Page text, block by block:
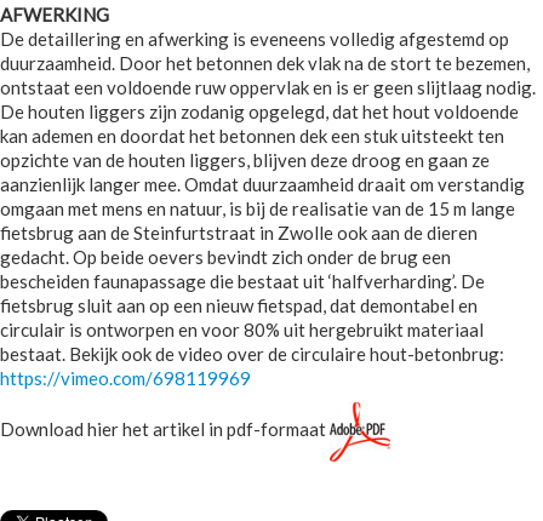
AFWERKING
De detaillering en afwerking is eveneens volledig afgestemd op
duurzaamheid. Door het betonnen dek vlak na de stort te bezemen,
ontstaat een voldoende ruw oppervlak en is er geen slijtlaag nodig.
De houten liggers zijn zodanig opgelegd, dat het hout voldoende
kan ademen en doordat het betonnen dek een stuk uitsteekt ten
opzichte van de houten liggers, blijven deze droog en gaan ze
aanzienlijk langer mee. Omdat duurzaamheid draait om verstandig
omgaan met mens en natuur, is bij de realisatie van de 15 m lange
fietsbrug aan de Steinfurtstraat in Zwolle ook aan de dieren
gedacht. Op beide oevers bevindt zich onder de brug een
bescheiden faunapassage die bestaat uit ‘halfverharding’. De
fietsbrug sluit aan op een nieuw fietspad, dat demontabel en
circulair is ontworpen en voor 80% uit hergebruikt materiaal
bestaat. Bekijk ook de video over de circulaire hout-betonbrug:
https://vimeo.com/698119969
Download hier het artikel in pdf-formaat